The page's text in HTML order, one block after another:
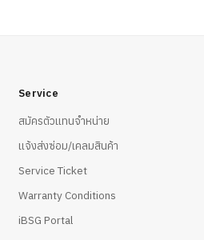
Service
สมัครตัวแทนจำหน่าย
แจ้งส่งซ่อม/เคลมสินค้า
Service Ticket
Warranty Conditions
iBSG Portal